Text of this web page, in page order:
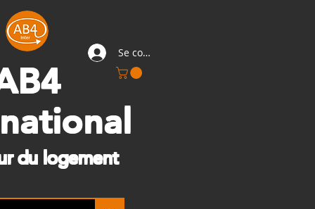
du logement
Se connecter